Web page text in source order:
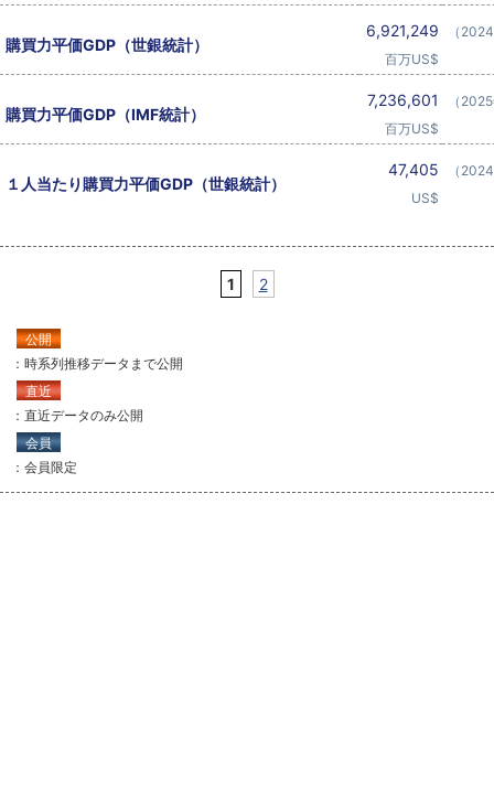
購買力平価GDP（世銀統計）
6,921,249
百万US$
（
購買力平価GDP（IMF統計）
7,236,601
百万US$
（
１人当たり購買力平価GDP（世銀統計）
47,405
US$
（
1 2
公開
：時系列推移データまで公開
直近
：直近データのみ公開
会員
：会員限定